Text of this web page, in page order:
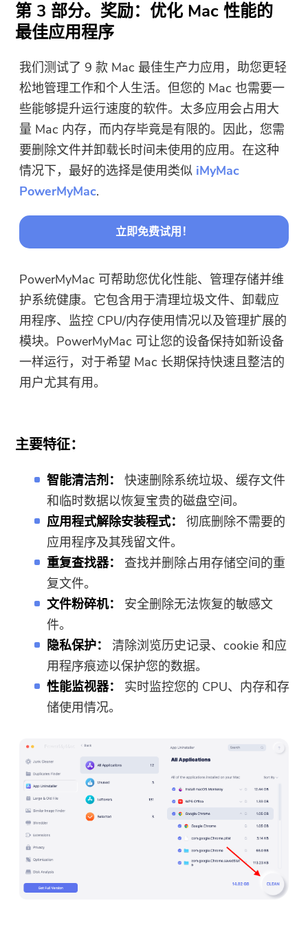
第 3 部分。奖励：优化 Mac 性能的
最佳应用程序
我们测试了 9 款 Mac 最佳生产力应用，助您更轻
松地管理工作和个人生活。但您的 Mac 也需要一
些能够提升运行速度的软件。太多应用会占用大
量 Mac 内存，而内存毕竟是有限的。因此，您需
要删除文件并卸载长时间未使用的应用。在这种
情况下，最好的选择是使用类似 iMyMac
PowerMyMac.
立即免费试用！
PowerMyMac 可帮助您优化性能、管理存储并维
护系统健康。它包含用于清理垃圾文件、卸载应
用程序、监控 CPU/内存使用情况以及管理扩展的
模块。PowerMyMac 可让您的设备保持如新设备
一样运行，对于希望 Mac 长期保持快速且整洁的
用户尤其有用。
主要特征：
智能清洁剂：
快速删除系统垃圾、缓存文件
和临时数据以恢复宝贵的磁盘空间。
应用程式解除安装程式：
彻底删除不需要的
应用程序及其残留文件。
重复查找器：
查找并删除占用存储空间的重
复文件。
文件粉碎机：
安全删除无法恢复的敏感文
件。
隐私保护：
清除浏览历史记录、cookie 和应
用程序痕迹以保护您的数据。
性能监视器：
实时监控您的 CPU、内存和存
储使用情况。